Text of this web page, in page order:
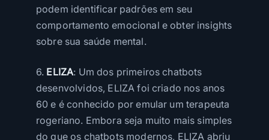
podem identificar padrões em seu
comportamento emocional e obter insights
sobre sua saúde mental.
6. ELIZA: Um dos primeiros chatbots
desenvolvidos, ELIZA foi criado nos anos
60 e é conhecido por emular um terapeuta
rogeriano. Embora seja muito mais simples
do que os chatbots modernos, ELIZA abriu